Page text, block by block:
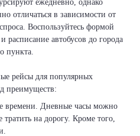
ежедневно, однако
отличаться в зависимости от
Воспользуйтесь формой
расписание автобусов до города
пункта.
рейсы для популярных
времени. Дневные часы можно
тратить на дорогу. Кроме того,